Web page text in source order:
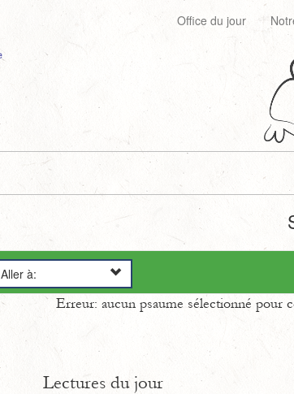
Office du jour
Aller à:
Erreur: aucun psaume sélectionné pour
Lectures du jour